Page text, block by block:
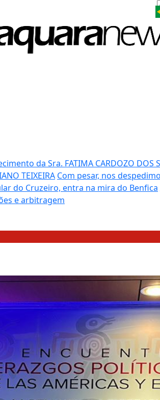
da Sra. FATIMA CARDOZO DOS
TEIXEIRA Com pesar, nos
do Cruzeiro, entra na mira do Benfica
e arbitragem